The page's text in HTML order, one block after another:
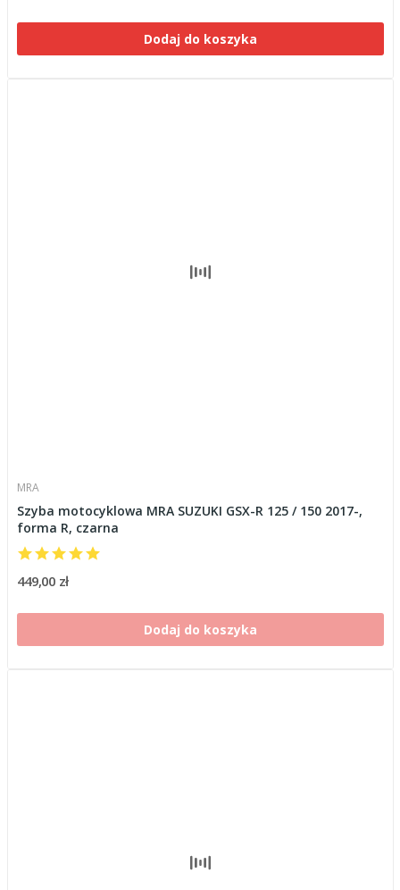
Dodaj do koszyka
MRA
Szyba motocyklowa MRA SUZUKI GSX-R 125 / 150 2017-,
forma R, czarna
449,00 zł
Dodaj do koszyka